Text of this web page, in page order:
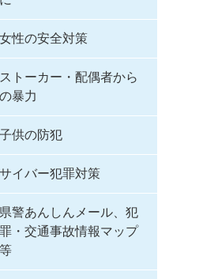
女性の安全対策
ストーカー・配偶者から
の暴力
子供の防犯
サイバー犯罪対策
県警あんしんメール、犯
罪・交通事故情報マップ
等